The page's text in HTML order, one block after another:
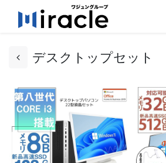
デスクトップセット